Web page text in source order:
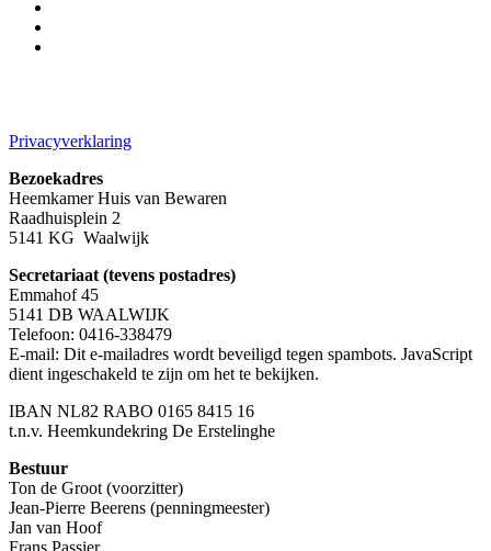
Privacyverklaring
Bezoekadres
Heemkamer Huis van Bewaren
Raadhuisplein 2
5141 KG Waalwijk
Secretariaat (tevens postadres)
Emmahof 45
5141 DB WAALWIJK
Telefoon: 0416-338479
E-mail: Dit e-mailadres wordt beveiligd tegen spambots. JavaScript
dient ingeschakeld te zijn om het te bekijken.
IBAN NL82 RABO 0165 8415 16
t.n.v. Heemkundekring De Erstelinghe
Bestuur
Ton de Groot (voorzitter)
Jean-Pierre Beerens (penningmeester)
Jan van Hoof
Frans Passier